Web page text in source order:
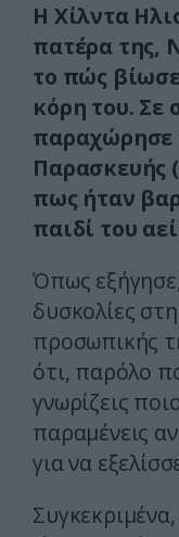
Η Χίλντα
πατέρα της,
το πώς
κόρη του. Σε
παραχώρησε
Παρασκευής
πως ήταν
παιδί του
Όπως
δυσκολίες
προσωπικής
ότι, παρόλο
γνωρίζεις
παραμένεις
για να
Συγκεκριμένα,